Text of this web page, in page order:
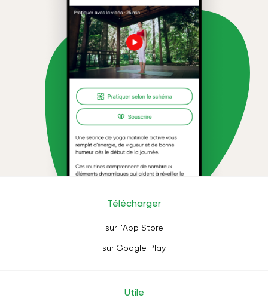
Télécharger
sur l'App Store
sur Google Play
Utile